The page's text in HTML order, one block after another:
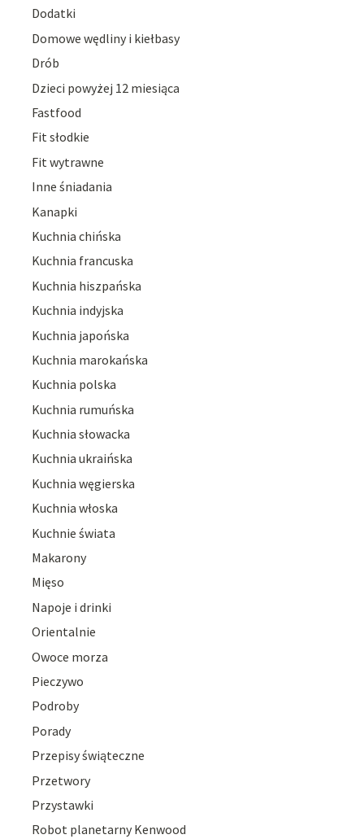
Dodatki
Domowe wędliny i kiełbasy
Drób
Dzieci powyżej 12 miesiąca
Fastfood
Fit słodkie
Fit wytrawne
Inne śniadania
Kanapki
Kuchnia chińska
Kuchnia francuska
Kuchnia hiszpańska
Kuchnia indyjska
Kuchnia japońska
Kuchnia marokańska
Kuchnia polska
Kuchnia rumuńska
Kuchnia słowacka
Kuchnia ukraińska
Kuchnia węgierska
Kuchnia włoska
Kuchnie świata
Makarony
Mięso
Napoje i drinki
Orientalnie
Owoce morza
Pieczywo
Podroby
Porady
Przepisy świąteczne
Przetwory
Przystawki
Robot planetarny Kenwood